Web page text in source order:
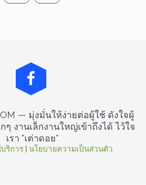
— มุ่งมั่นให้ง่ายต่อผู้ใช้ ดังใจผู้
ๆ งานเล็กงานใหญ่เข้าถึงได้ ไว้ใจ
เรา "เต่าดอย"
ริการ | นโยบายความเป็นส่วนตัว